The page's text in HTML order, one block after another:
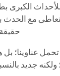
الكبرى
مع
عناوينا؛
جديد